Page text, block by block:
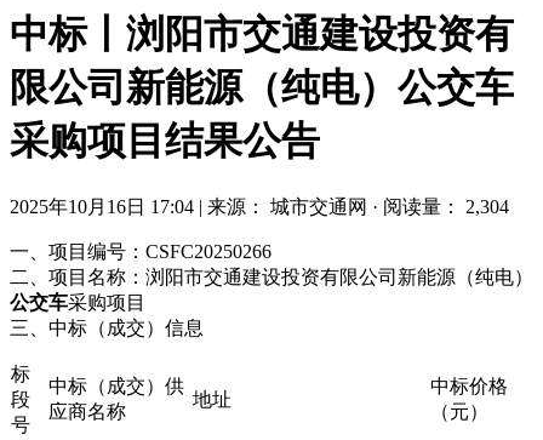
中标丨浏阳市交通建设投资有
限公司新能源（纯电）公交车
采购项目结果公告
2025年10月16日 17:04 | 来源： 城市交通网 · 阅读量： 2,304
一、项目编号：CSFC20250266
二、项目名称：浏阳市交通建设投资有限公司新能源（纯电）
公交车采购项目
三、中标（成交）信息
标
段
号
中标（成交）供
应商名称
地址
中标价格
（元）